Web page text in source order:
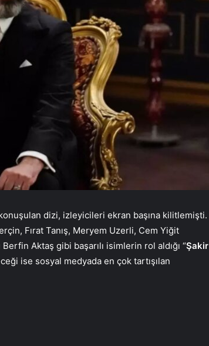
dizi, izleyicileri ekran başına kilitlemişti.
Fırat Tanış, Meryem Uzerli, Cem Yiğit
Aktaş gibi başarılı isimlerin rol aldığı “Şakir
ise sosyal medyada en çok tartışılan